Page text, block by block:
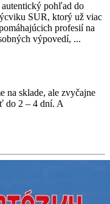
autentický pohľad do
SUR, ktorý už viac
profesií na
výpovedí, ...
na sklade, ale zvyčajne
do 2 – 4 dní. A